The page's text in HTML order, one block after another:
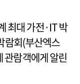
최대 가전·IT 박
람회(부산엑스
관람객에게 알린